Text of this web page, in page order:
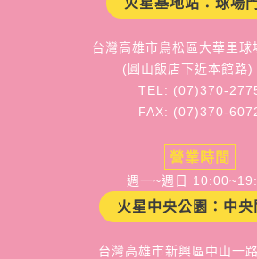
台灣高雄市鳥松區大華里球
(圓山飯店下近本館路)
TEL: (07)370-
FAX: (07)370-
營業時間
週一~週日
火星中央公園：中央
台灣高雄市新興區中山一